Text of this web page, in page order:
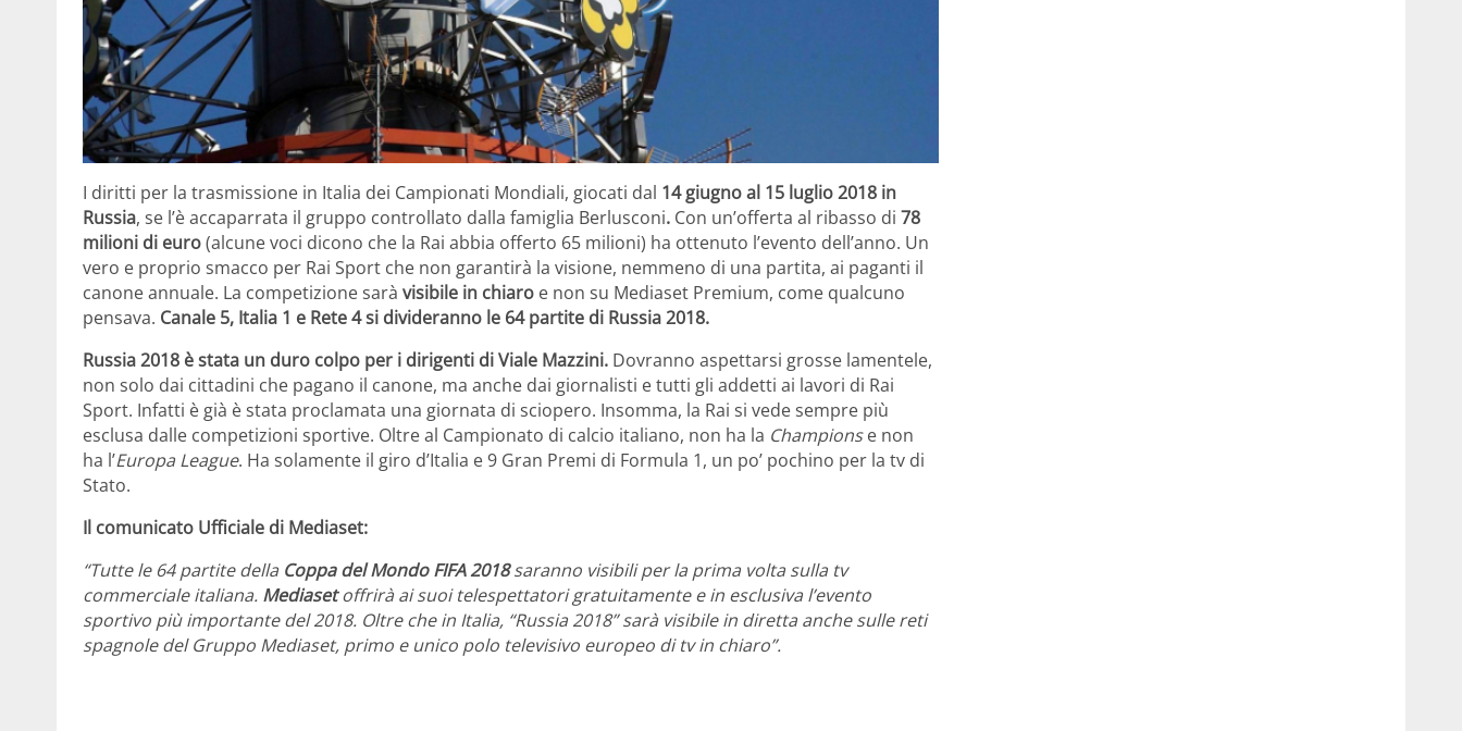
I diritti per la trasmissione in Italia dei Campionati Mondiali, giocati dal 14 giugno al 15 luglio 2018 in
Russia, se l’è accaparrata il gruppo controllato dalla famiglia Berlusconi. Con un’offerta al ribasso di 78
milioni di euro(alcune voci dicono che la Rai abbia offerto 65 milioni) ha ottenuto l’evento dell’anno. Un
vero e proprio smacco per Rai Sport che non garantirà la visione, nemmeno di una partita, ai paganti il
canone annuale. La competizione sarà visibile in chiaro e non su Mediaset Premium, come qualcuno
pensava. Canale 5, Italia 1 e Rete 4 si divideranno le 64 partite di Russia 2018.
Russia 2018 è stata un duro colpo per i dirigenti di Viale Mazzini. Dovranno aspettarsi grosse lamentele,
non solo dai cittadini che pagano il canone, ma anche dai giornalisti e tutti gli addetti ai lavori di Rai
Sport. Infatti è già è stata proclamata una giornata di sciopero. Insomma, la Rai si vede sempre più
esclusa dalle competizioni sportive. Oltre al Campionato di calcio italiano, non ha la Championse non
ha l’Europa League. Ha solamente il giro d’Italia e 9 Gran Premi di Formula 1, un po’ pochino per la tv di
Stato.
Il comunicato Ufficiale di Mediaset:
“Tutte le 64 partite della Coppa del Mondo FIFA 2018saranno visibili per la prima volta sulla tv
commerciale italiana. Mediasetoffrirà ai suoi telespettatori gratuitamente e in esclusiva l’evento
sportivo più importante del 2018. Oltre che in Italia, “Russia 2018” sarà visibile in diretta anche sulle reti
spagnole del Gruppo Mediaset, primo e unico polo televisivo europeo di tv in chiaro”.